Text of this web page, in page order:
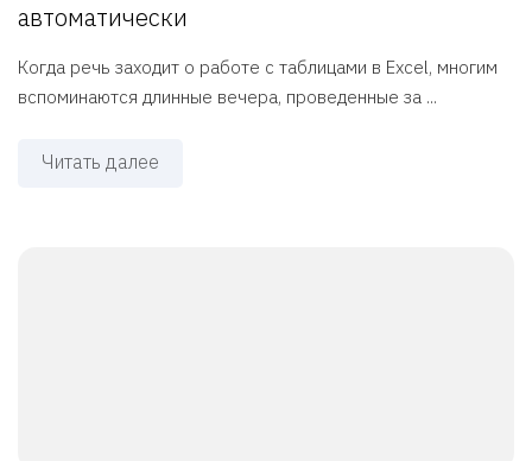
автоматически
Когда речь заходит о работе с таблицами в Excel, многим
вспоминаются длинные вечера, проведенные за ...
Читать далее